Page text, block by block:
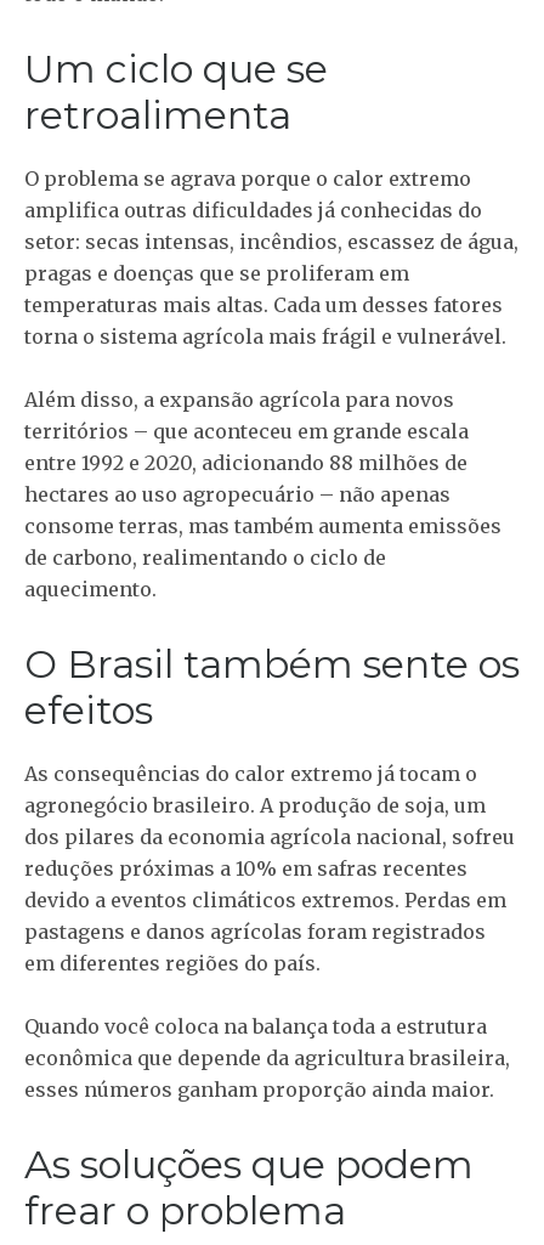
Um ciclo que se
retroalimenta
O problema se agrava porque o calor extremo
amplifica outras dificuldades já conhecidas do
setor: secas intensas, incêndios, escassez de água,
pragas e doenças que se proliferam em
temperaturas mais altas. Cada um desses fatores
torna o sistema agrícola mais frágil e vulnerável.
Além disso, a expansão agrícola para novos
territórios – que aconteceu em grande escala
entre 1992 e 2020, adicionando 88 milhões de
hectares ao uso agropecuário – não apenas
consome terras, mas também aumenta emissões
de carbono, realimentando o ciclo de
aquecimento.
O Brasil também sente os
efeitos
As consequências do calor extremo já tocam o
agronegócio brasileiro. A produção de soja, um
dos pilares da economia agrícola nacional, sofreu
reduções próximas a 10% em safras recentes
devido a eventos climáticos extremos. Perdas em
pastagens e danos agrícolas foram registrados
em diferentes regiões do país.
Quando você coloca na balança toda a estrutura
econômica que depende da agricultura brasileira,
esses números ganham proporção ainda maior.
As soluções que podem
frear o problema